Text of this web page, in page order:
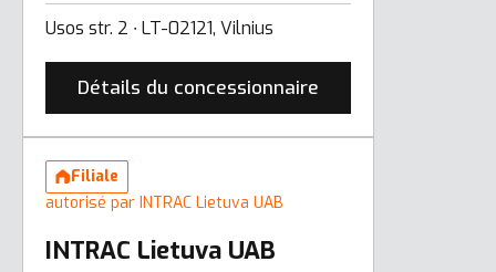
Usos str. 2 ∙ LT-02121, Vilnius
Détails du concessionnaire
Filiale
autorisé par INTRAC Lietuva UAB
INTRAC Lietuva UAB